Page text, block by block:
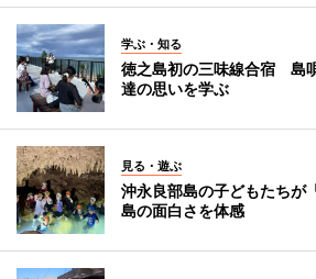
学ぶ・知る
徳之島初の三味線合宿 島
達の思いを学ぶ
見る・遊ぶ
沖永良部島の子どもたちが
島の面白さを体感